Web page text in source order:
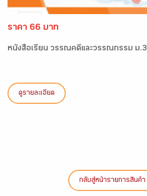
ราคา 66 บาท
หนังสือเรียน วรรณคดีและวรรณกรรม ม.3
ดูรายละเอียด
กลับสู่หน้ารายการสินค้า